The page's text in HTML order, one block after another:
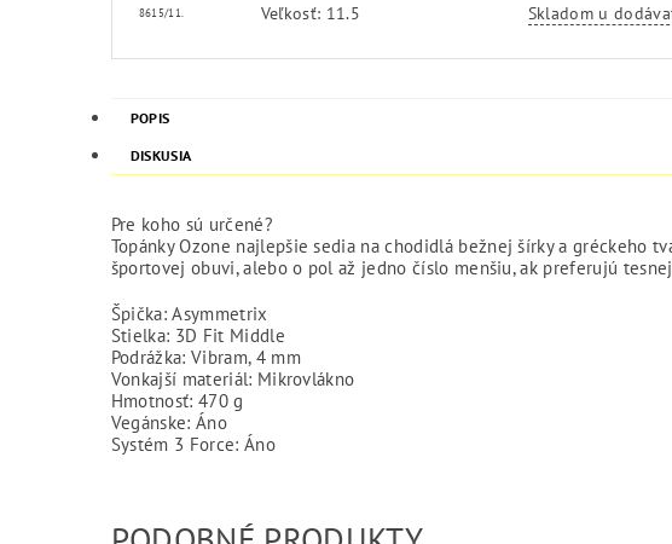
8615/11. Veľkosť: 11.5 Skladom u
POPIS
DISKUSIA
Pre koho sú určené?
Topánky Ozone najlepšie sedia na chodidlá bežnej šírky a gréckeho
športovej obuvi, alebo o pol až jedno číslo menšiu, ak preferujú
Špička: Asymmetrix
Stielka: 3D Fit Middle
Podrážka: Vibram, 4 mm
Vonkajší materiál: Mikrovlákno
Hmotnosť: 470 g
Vegánske: Áno
Systém 3 Force: Áno